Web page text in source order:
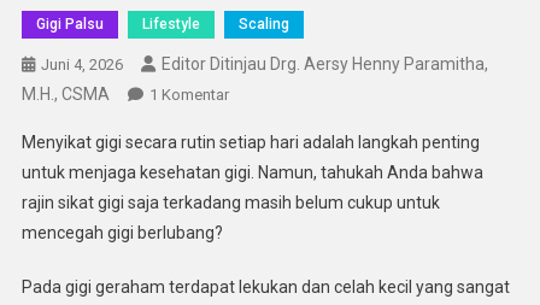
Gigi Palsu Lifestyle Scaling
Juni 4, 2026
Editor Ditinjau Drg. Aersy Henny Paramitha,
M.H., CSMA
1 KomentarPada
Rajin
Sikat
Gigi,
Gigi
Menyikat gigi secara rutin setiap hari adalah langkah penting
untuk menjaga kesehatan gigi. Namun, tahukah Anda bahwa
rajin sikat gigi saja terkadang masih belum cukup untuk
mencegah gigi berlubang?
Pada gigi geraham terdapat lekukan dan celah kecil yang sangat